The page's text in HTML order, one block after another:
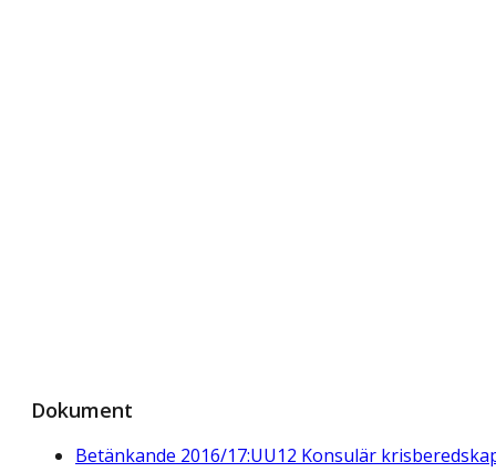
Dokument
Betänkande 2016/17:UU12 Konsulär